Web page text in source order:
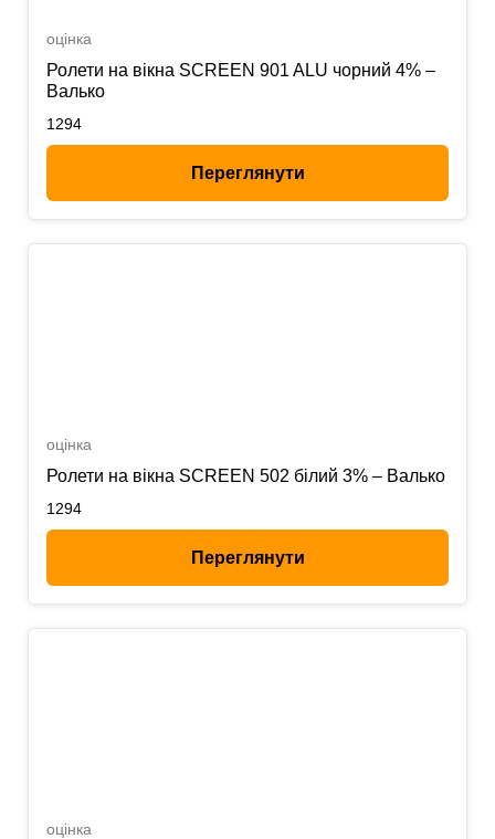
оцінка
Ролети на вікна SCREEN 901 ALU чорний 4% –
Валько
1294
Переглянути
оцінка
Ролети на вікна SCREEN 502 білий 3% – Валько
1294
Переглянути
оцінка